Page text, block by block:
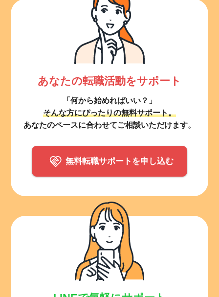
あなたの転職活動をサポート
「何から始めればいい？」
そんな方にぴったりの無料サポート。
あなたのペースに合わせてご相談いただけます。
無料転職サポートを申し込む